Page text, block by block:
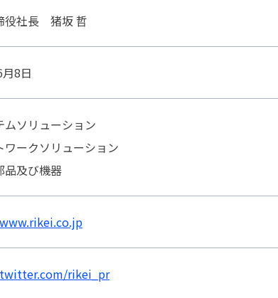
役社長 猪坂 哲
8日
ムソリューション
ワークソリューション
品及び機器
rikei_pr